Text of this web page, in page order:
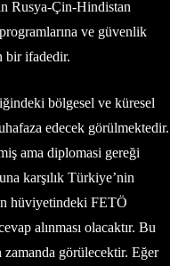
Rusya-Çin-Hindistan
ve güvenlik
bir ifadedir.
bölgesel ve küresel
edecek görülmektedir.
ama diplomasi gereği
karşılık Türkiye’nin
hüviyetindeki FETÖ
alınması olacaktır. Bu
görülecektir. Eğer